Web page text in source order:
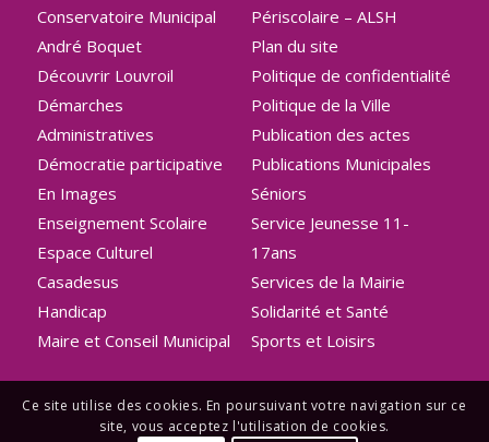
Conservatoire Municipal
André Boquet
Découvrir Louvroil
Démarches
Administratives
Démocratie participative
En Images
Enseignement Scolaire
Espace Culturel
Casadesus
Handicap
Maire et Conseil Municipal
Périscolaire – ALSH
Plan du site
Politique de confidentialité
Politique de la Ville
Publication des actes
Publications Municipales
Séniors
Service Jeunesse 11-
17ans
Services de la Mairie
Solidarité et Santé
Sports et Loisirs
Ce site utilise des cookies. En poursuivant votre navigation sur ce
site, vous acceptez l'utilisation de cookies.